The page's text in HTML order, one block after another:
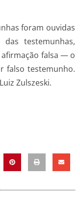
foram ouvidas
testemunhas,
afirmação falsa — o
falso testemunho.
Zulszeski.